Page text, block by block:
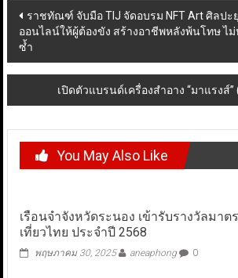
Post
navigation
ราชทัณฑ์ จับมือ TIJ จัดอบรม NFT Art ศิลปะ
ออนไลน์ให้ผู้ต้องขัง สร้างอาชีพหลังพ้นโทษ ไ
ซ้ำ
เปิดตัวแบรนด์เครื่องสำอาง “มาแรงส์”
You May Also Like
เรือนจำจังหวัดระนอง เข้ารับรางวัลมาต
เที่ยวไทย ประจำปี 2568
พฤษภาคม 30, 2025 aneaphong 0